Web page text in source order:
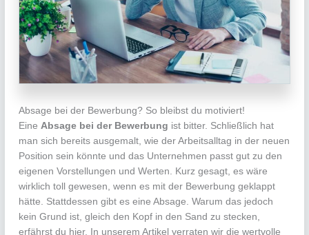
Absage bei der Bewerbung? So bleibst du motiviert!
Eine Absage bei der Bewerbung ist bitter. Schließlich hat
man sich bereits ausgemalt, wie der Arbeitsalltag in der neuen
Position sein könnte und das Unternehmen passt gut zu den
eigenen Vorstellungen und Werten. Kurz gesagt, es wäre
wirklich toll gewesen, wenn es mit der Bewerbung geklappt
hätte. Stattdessen gibt es eine Absage. Warum das jedoch
kein Grund ist, gleich den Kopf in den Sand zu stecken,
erfährst du hier. In unserem Artikel verraten wir die wertvolle